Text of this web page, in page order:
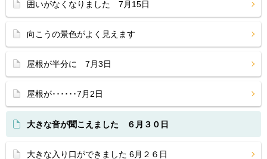
囲いがなくなりました 7月15日
向こうの景色がよく見えます
屋根が半分に 7月3日
屋根が･･････7月2日
大きな音が聞こえました ６月３０日
大きな入り口ができました 6月２６日